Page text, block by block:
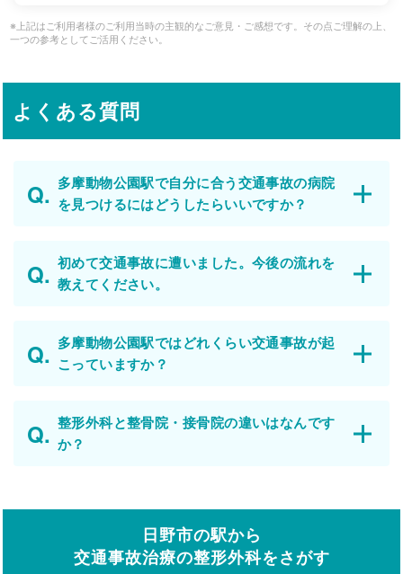
※上記はご利用者様のご利用当時の主観的なご意見・ご感想です。その点ご理解の上、
一つの参考としてご活用ください。
よくある質問
多摩動物公園駅で自分に合う交通事故の病院
を見つけるにはどうしたらいいですか？
初めて交通事故に遭いました。今後の流れを
教えてください。
多摩動物公園駅ではどれくらい交通事故が起
こっていますか？
整形外科と整骨院・接骨院の違いはなんです
か？
日野市の駅から
交通事故治療の整形外科をさがす